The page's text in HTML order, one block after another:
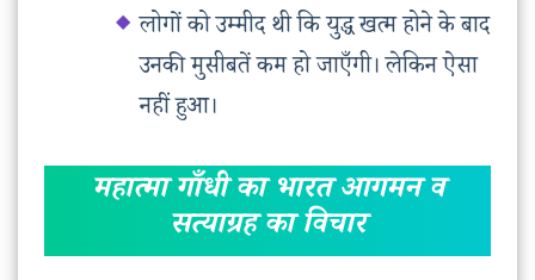
लोगों को उम्मीद थी कि युद्ध खत्म होने के बाद
उनकी मुसीबतें कम हो जाएँगी। लेकिन ऐसा
नहीं हुआ।
महात्मा गाँधी का भारत आगमन व
सत्याग्रह का विचार